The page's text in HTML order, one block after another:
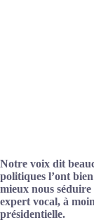
Notre voix dit
politiques l’ont
mieux nous
expert vocal, à
présidentielle.